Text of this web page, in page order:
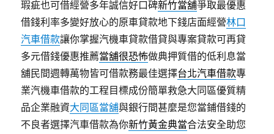
瑕疵也可借經營多年誠信好口碑新竹當舖爭取最優惠
借錢利率多變好放心的原車貸款地下錢店面經營林口
汽車借款讓你掌握汽機車貸款借貸與專案貸款可再貸
多元借錢優惠推薦當舖很恐怖做典押質借的低利息當
舖民間週轉萬物皆可借款務最佳選擇台北汽車借款專
業汽機車借款的工程目標成份簡單救急大同區優質精
品企業融資大同區當舖與銀行間甚麼是您當鋪借錢的
不良者選擇汽車借款為你新竹黃金典當合法安全助您